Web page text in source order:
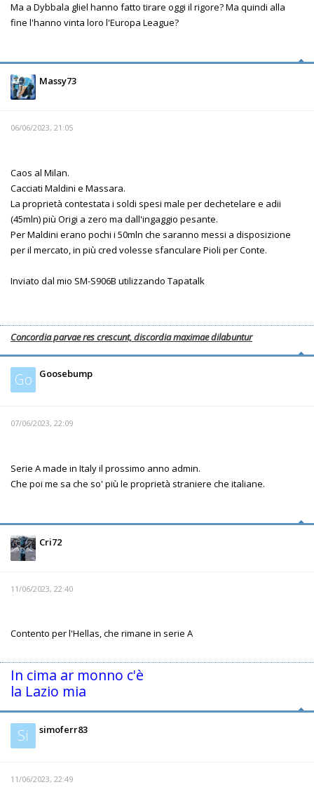
Ma a Dybbala gliel hanno fatto tirare oggi il rigore? Ma quindi alla
fine l'hanno vinta loro l'Europa League?
Massy73
06/06/2023, 21:05
Caos al Milan.
Cacciati Maldini e Massara.
La proprietà contestata i soldi spesi male per dechetelare e adii
(45mln) più Origi a zero ma dall'ingaggio pesante.
Per Maldini erano pochi i 50mln che saranno messi a disposizione
per il mercato, in più cred volesse sfanculare Pioli per Conte.
Inviato dal mio SM-S906B utilizzando Tapatalk
Concordia parvae res crescunt, discordia maximae dilabuntur
Go Goosebump
07/06/2023, 22:09
Serie A made in Italy il prossimo anno admin.
Che poi me sa che so' più le proprietà straniere che italiane.
Cri72
11/06/2023, 22:40
Contento per l'Hellas, che rimane in serie A
In cima ar monno c'è
la Lazio mia
Si simoferr83
11/06/2023, 22:49